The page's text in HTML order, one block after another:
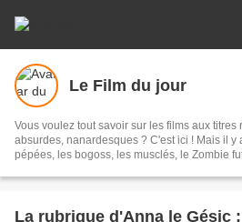
Le Film du jour
Vous voulez tout savoir sur les films aux
absurdes, nanardesques ? C'est ici ! Mais il y
pépées, les bogoss, les musclés, le Zombie
La rubrique d'Anna le Gésic